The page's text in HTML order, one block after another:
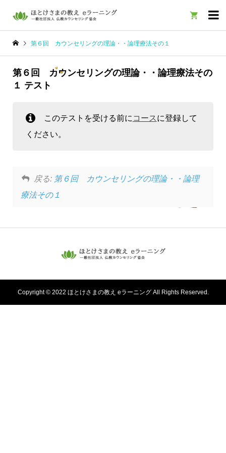

第６回 カウンセリングの理論・・論理療法その１
第６回 カウンセリングの理論・・論理療法その
１ テスト
このテストを受ける前に コース に登録して
ください。
戻る: 第６回 カウンセリングの理論・・論理
療法その１
Copyright © 2022 ほとけさまの教え eラーニング All Rights Reserved.